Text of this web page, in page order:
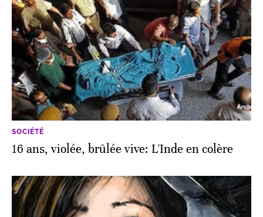
SOCIÉTÉ
16 ans, violée, brûlée vive: L'Inde en colère